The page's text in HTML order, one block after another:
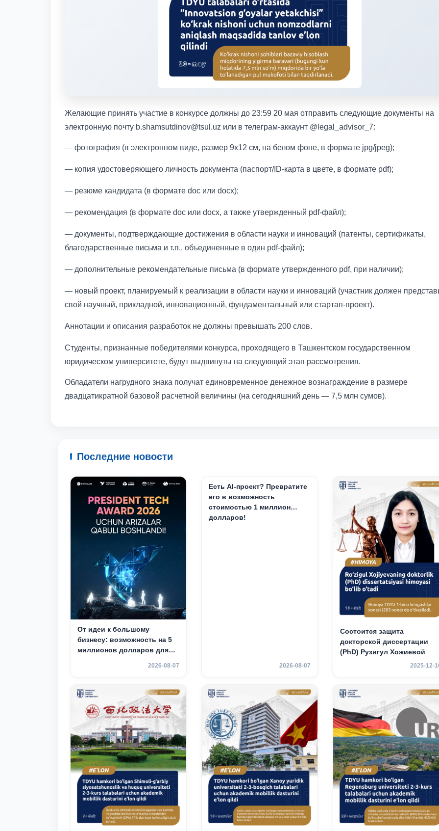
Желающие принять участие в конкурсе должны до 23:59 20 мая отправить следующие документы на
электронную почту b.shamsutdinov@tsul.uz или в телеграм-аккаунт @legal_advisor_7:
— фотография (в электронном виде, размер 9х12 см, на белом фоне, в формате jpg/jpeg);
— копия удостоверяющего личность документа (паспорт/ID-карта в цвете, в формате pdf);
— резюме кандидата (в формате doc или docx);
— рекомендация (в формате doc или docx, а также утвержденный pdf-файл);
— документы, подтверждающие достижения в области науки и инноваций (патенты, сертификаты,
благодарственные письма и т.п., объединенные в один pdf-файл);
— дополнительные рекомендательные письма (в формате утвержденного pdf, при наличии);
— новый проект, планируемый к реализации в области науки и инноваций (участник должен
свой научный, прикладной, инновационный, фундаментальный или стартап-проект).
Аннотации и описания разработок не должны превышать 200 слов.
Студенты, признанные победителями конкурса, проходящего в Ташкентском государственном
юридическом университете, будут выдвинуты на следующий этап рассмотрения.
Обладатели нагрудного знака получат единовременное денежное вознаграждение в размере
двадцатикратной базовой расчетной величины (на сегодняшний день — 7,5 млн сумов).
Последние новости
От идеи к большому
бизнесу: возможность на 5
миллионов долларов для
2026-08-07
Есть AI-проект? Превратите
его в возможность
стоимостью 1 миллион
долларов!
2026-08-07
Состоится защита
докторской диссертации
(PhD) Рузигул Xoжиевой
2025-12-